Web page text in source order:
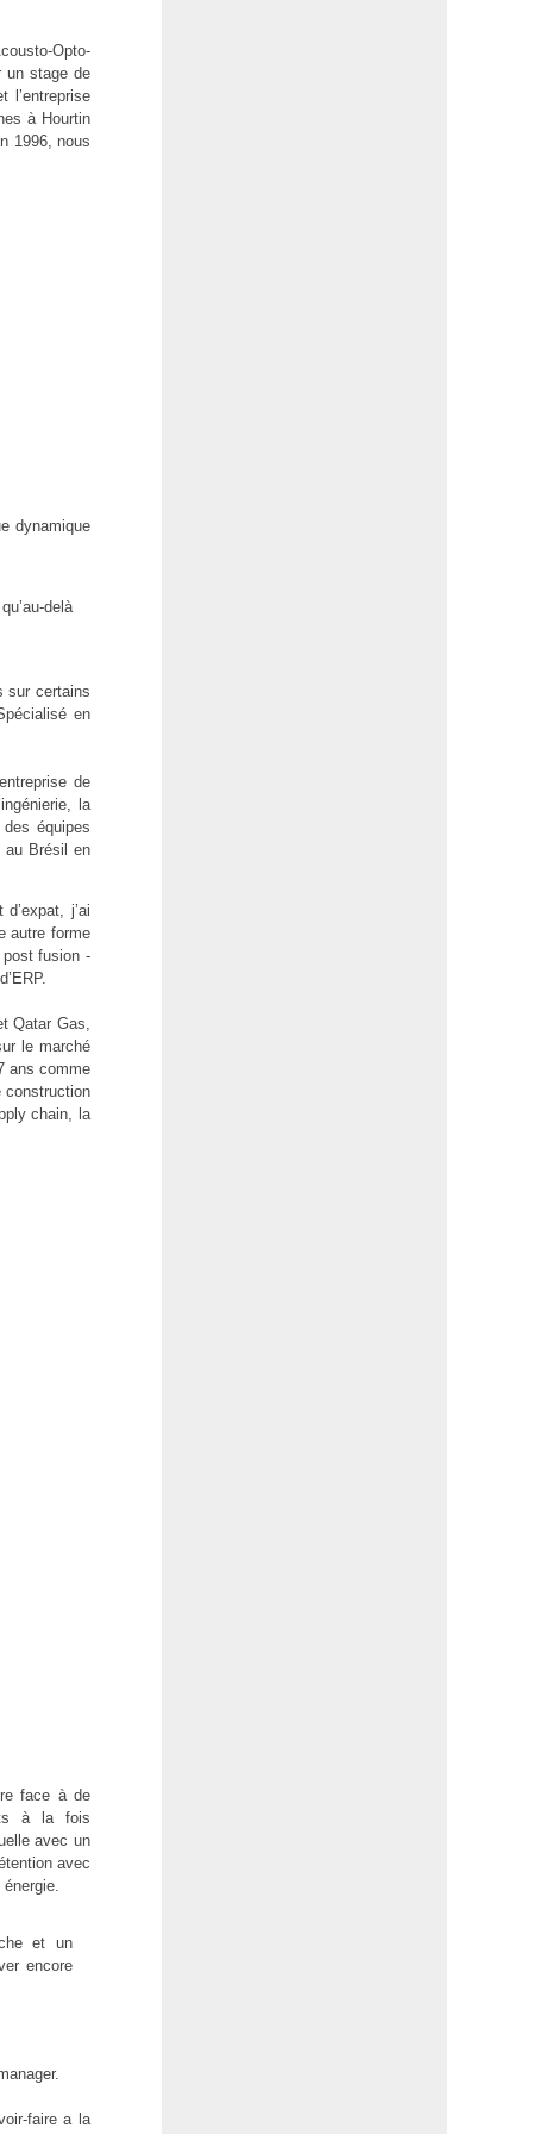
Opto-
un stage de
l’entreprise
à Hourtin
1996, nous
dynamique
delà
sur certains
en
de
la
équipes
au Brésil en
j’ai
autre forme
fusion -
Qatar Gas,
le marché
ans comme
construction
chain, la
face à de
à la fois
avec un
avec
et un
encore
faire a la